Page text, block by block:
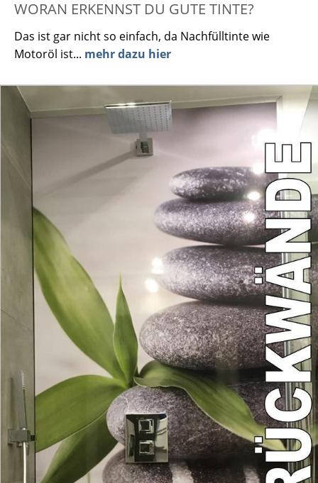
WORAN ERKENNST DU GUTE TINTE?
Das ist gar nicht so einfach, da Nachfülltinte wie
Motoröl ist... mehr dazu hier